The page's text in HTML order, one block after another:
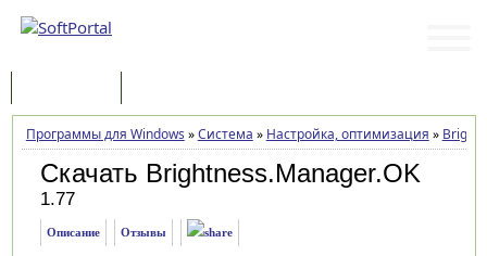
Программы для Windows »Система » Настройка, оптимизация »
Скачать Brightness.Manager.OK
1.77
Описание Отзывы